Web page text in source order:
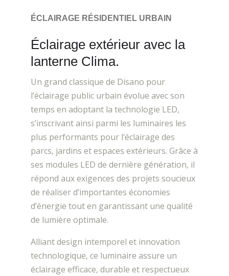
ÉCLAIRAGE RÉSIDENTIEL URBAIN
Éclairage extérieur avec la
lanterne Clima.
Un grand classique de Disano pour
l’éclairage public urbain évolue avec son
temps en adoptant la technologie LED,
s’inscrivant ainsi parmi les luminaires les
plus performants pour l’éclairage des
parcs, jardins et espaces extérieurs. Grâce à
ses modules LED de dernière génération, il
répond aux exigences des projets soucieux
de réaliser d’importantes économies
d’énergie tout en garantissant une qualité
de lumière optimale.
Alliant design intemporel et innovation
technologique, ce luminaire assure un
éclairage efficace, durable et respectueux